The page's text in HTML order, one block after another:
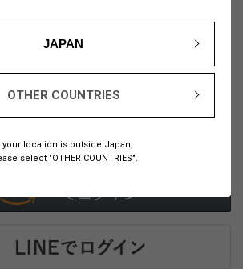
JAPAN
OTHER COUNTRIES
your location is outside Japan,
select "OTHER COUNTRIES".
ちら
または